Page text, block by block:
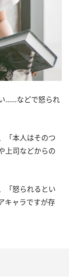
……などで怒られ
「本人はそのつ
上司などからの
「怒られるとい
キャラですが存